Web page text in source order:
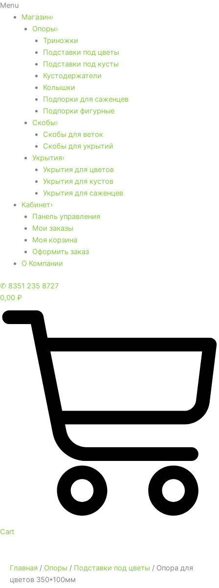
Menu
Магазин›
Опоры›
Триножки
Подставки под цветы
Подставки под кусты
Кустодержатели
Колышки
Подпорки для саженцев
Подпорки фигурные
Скобы›
Скобы для веток
Скобы для укрытий
Укрытия›
Укрытия для цветов
Укрытия для кустов
Укрытия для саженцев
Кабинет›
Панель управления
Мои заказы
Моя корзина
Оформить заказ
О Компании
✆ 8351 235 8727
0,00 ₽
Cart
Главная / Опоры / Подставки под цветы / Опора для
цветов 350*100мм